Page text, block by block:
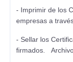
- Imprimir de los
empresas a
- Sellar los
firmados.